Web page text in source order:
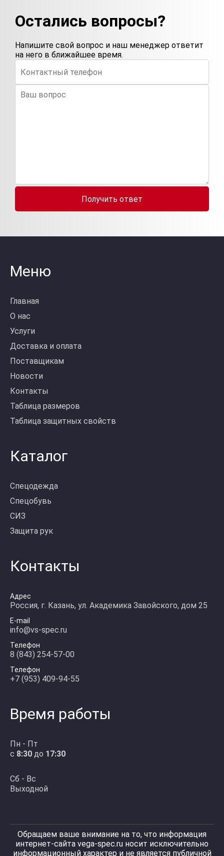
Остались вопросы?
Напишите свой вопрос и наш менеджер ответит
на него в ближайшее время.
Получить ответ
Меню
Главная
О нас
Услуги
Доставка и оплата
Поставщикам
Новости
Контакты
Таблица размеров
Таблица защитных свойств
Каталог
Спецодежда
Спецобувь
СИЗ
Защита рук
Контакты
Адрес
Россия, г. Казань, ул. Академика Завойского, дом 25
E-mail
info@vs-spec.ru
Телефон
8 (843) 254-57-00
Телефон
+7 (953) 409-94-55
Время работы
Пн - Пт
с 8:30 до 17:30
Сб - Вс
Выходной
Обращаем ваше внимание на то, что информация
интернет-сайта vega-spec.ru носит исключительно
информационный характер и не является публичной